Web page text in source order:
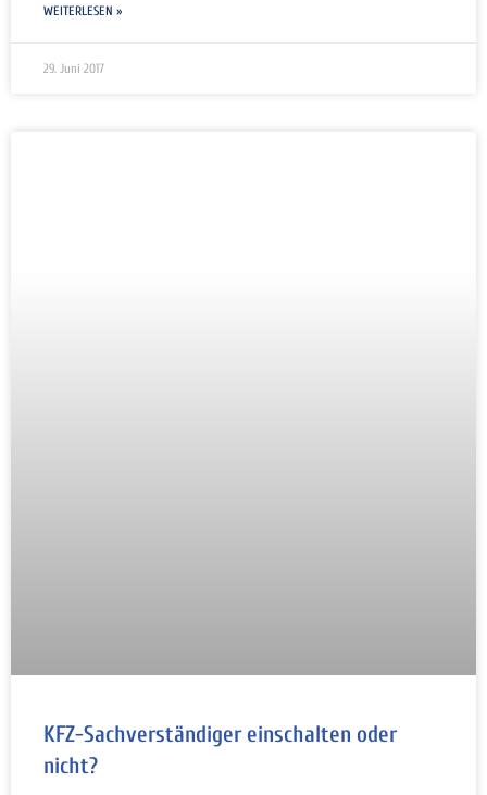
WEITERLESEN »
29. Juni 2017
KFZ-Sachverständiger einschalten oder
nicht?